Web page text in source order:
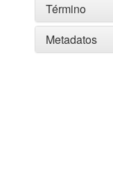
Término
Metadatos